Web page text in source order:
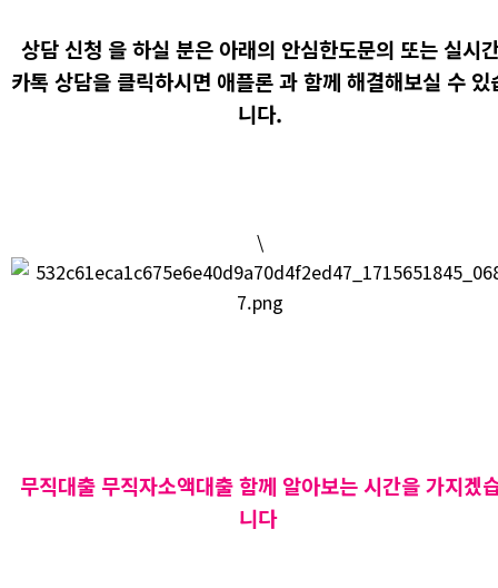
상담 신청 을 하실 분은 아래의 안심한도문의 또는 실시
카톡 상담을 클릭하시면 애플론 과 함께 해결해보실 수 있
니다.
\
무직대출 무직자소액대출 함께 알아보는 시간을 가지겠
니다